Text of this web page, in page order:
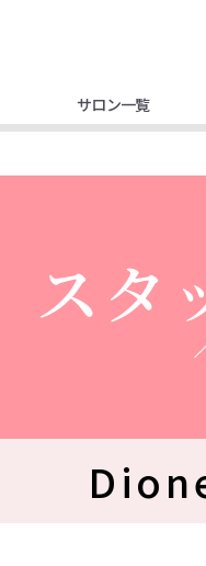
サロン一覧
スタ